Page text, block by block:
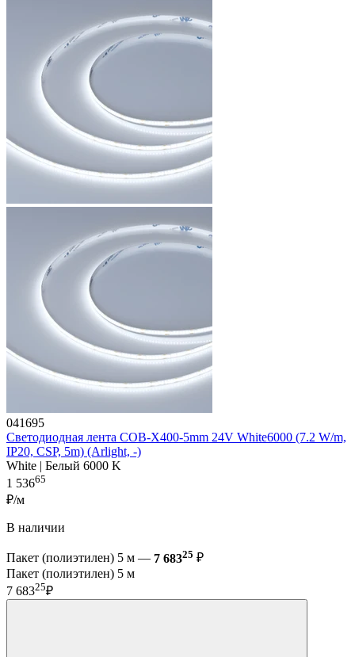
041695
Светодиодная лента COB-X400-5mm 24V White6000 (7.2 W/m,
IP20, CSP, 5m) (Arlight, -)
White | Белый 6000 K
1 53665
₽/м
В наличии
Пакет (полиэтилен) 5 м — 7 68325 ₽
Пакет (полиэтилен) 5 м
7 68325₽